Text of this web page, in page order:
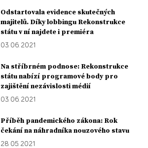
Odstartovala evidence skutečných
majitelů. Díky lobbingu Rekonstrukce
státu v ní najdete i premiéra
03. 06. 2021
Na stříbrném podnose: Rekonstrukce
státu nabízí programové body pro
zajištění nezávislosti médií
03. 06. 2021
Příběh pandemického zákona: Rok
čekání na náhradníka nouzového stavu
28. 05. 2021